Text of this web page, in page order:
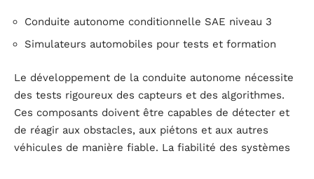
Conduite autonome conditionnelle SAE niveau 3
Simulateurs automobiles pour tests et formation
Le développement de la conduite autonome nécessite
des tests rigoureux des capteurs et des algorithmes.
Ces composants doivent être capables de détecter et
de réagir aux obstacles, aux piétons et aux autres
véhicules de manière fiable. La fiabilité des systèmes